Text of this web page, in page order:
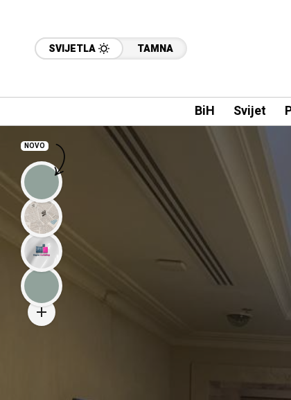
SVIJETLA TAMNA
BiH Svijet
NOVO